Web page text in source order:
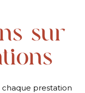
sur
chaque prestation